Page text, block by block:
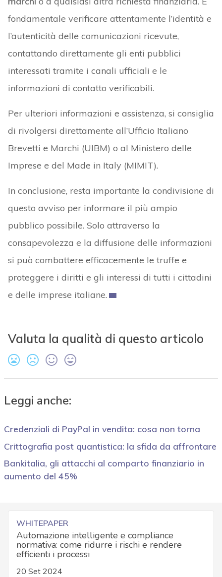
fondamentale verificare attentamente l’identità e
l’autenticità delle comunicazioni ricevute,
contattando direttamente gli enti pubblici
interessati tramite i canali ufficiali e le
informazioni di contatto verificabili.
Per ulteriori informazioni e assistenza, si consiglia
di rivolgersi direttamente all’Ufficio Italiano
Brevetti e Marchi (UIBM) o al Ministero delle
Imprese e del Made in Italy (MIMIT).
In conclusione, resta importante la condivisione di
questo avviso per informare il più ampio
pubblico possibile. Solo attraverso la
consapevolezza e la diffusione delle informazioni
si può combattere efficacemente le truffe e
proteggere i diritti e gli interessi di tutti i cittadini
e delle imprese italiane.
Valuta la qualità di questo articolo
Leggi anche:
Credenziali di PayPal in vendita: cosa non torna
Crittografia post quantistica: la sfida da affrontare
Bankitalia, gli attacchi al comparto finanziario in
aumento del 45%
WHITEPAPER
Automazione intelligente e compliance
normativa: come ridurre i rischi e rendere
efficienti i processi
20 Set 2024